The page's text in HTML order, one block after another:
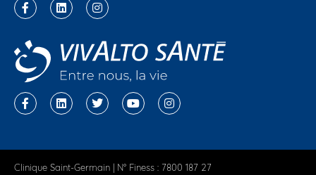
Clinique Saint-Germain | N° Finess : 7800 187 27